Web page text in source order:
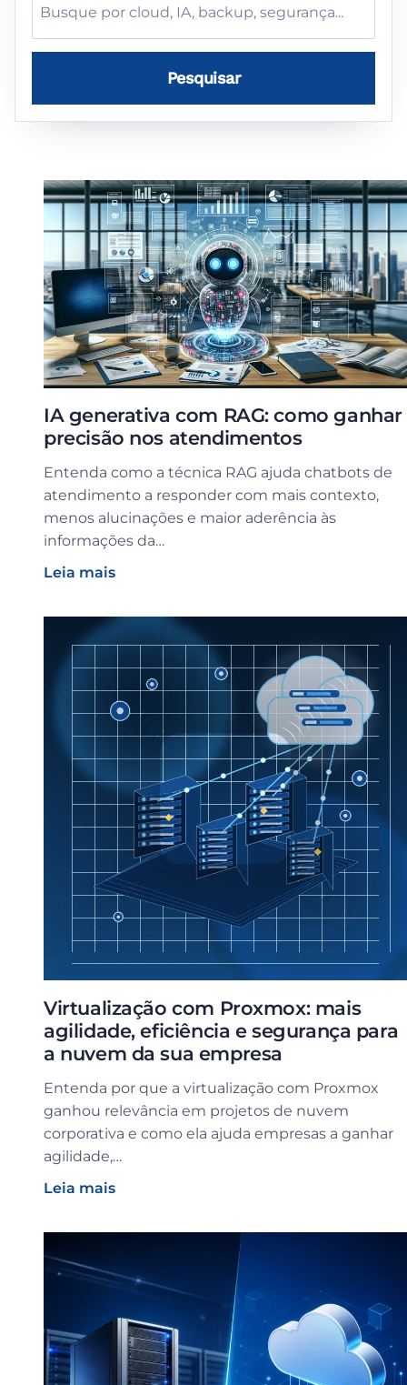
no
blog
Pesquisar
IA generativa com RAG: como ganhar
precisão nos atendimentos
Entenda como a técnica RAG ajuda chatbots de
atendimento a responder com mais contexto,
menos alucinações e maior aderência às
informações da…
Leia mais
Virtualização com Proxmox: mais
agilidade, eficiência e segurança para
a nuvem da sua empresa
Entenda por que a virtualização com Proxmox
ganhou relevância em projetos de nuvem
corporativa e como ela ajuda empresas a ganhar
agilidade,…
Leia mais